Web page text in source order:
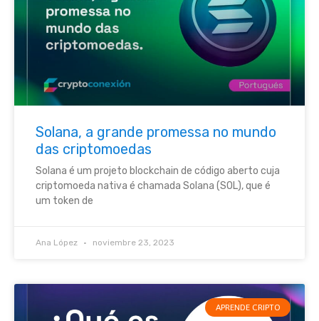
Solana, a grande promessa no mundo
das criptomoedas
Solana é um projeto blockchain de código aberto cuja
criptomoeda nativa é chamada Solana (SOL), que é
um token de
Ana López noviembre 23, 2023
APRENDE CRIPTO